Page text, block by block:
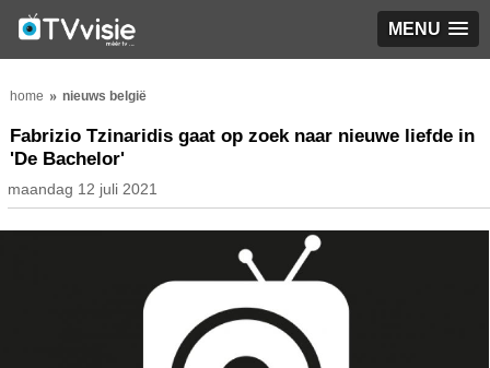
MENU
home nieuws belgië
Fabrizio Tzinaridis gaat op zoek naar nieuwe liefde in
'De Bachelor'
maandag 12 juli 2021